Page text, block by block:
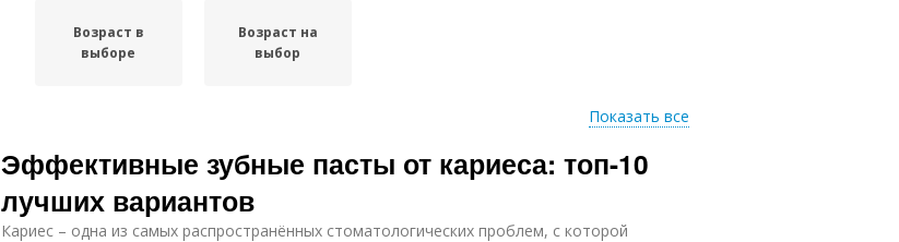
Возраст в
выборе
Возраст на
выбор
Показать все
Эффективные зубные пасты от кариеса: топ-10
лучших вариантов
Кариес – одна из самых распространённых стоматологических проблем, с которой